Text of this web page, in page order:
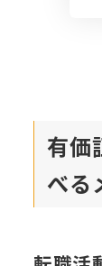
有価
べる